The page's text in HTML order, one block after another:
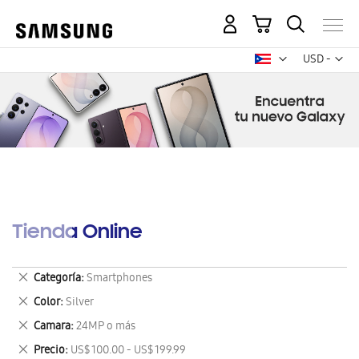
USD -
dólar
Mi carrito
Tienda Online
Categoría Smartphones
Eliminar
este
artículo
Color Silver
Eliminar
este
artículo
Camara 24MP o más
Eliminar
este
Precio US$ 100.00 - US$ 199.99
Eliminar